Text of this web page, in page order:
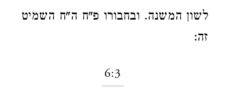
לשון המשנה. ובחבורו פ"ח ה"ח השמיט
זה:
6:3